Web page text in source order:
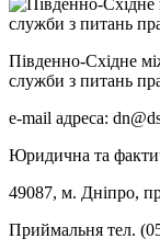
Південно-Східне
служби з питань
e-mail адреса:
Юридична та
49087, м. Дніпро,
Приймальня тел.